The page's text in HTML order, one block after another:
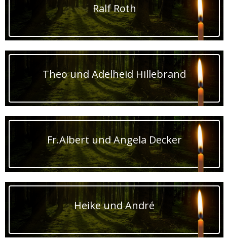
Ralf Roth
Theo und Adelheid Hillebrand
Fr.Albert und Angela Decker
Heike und André